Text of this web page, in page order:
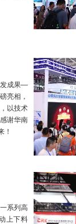
发成果—
亮相，
以技术
谢华南
！
系列高
上下料